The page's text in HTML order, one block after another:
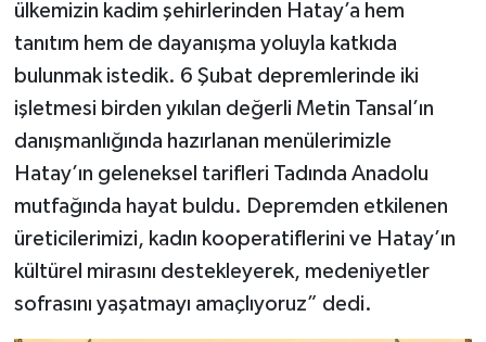
ülkemizin kadim şehirlerinden Hatay’a hem
tanıtım hem de dayanışma yoluyla katkıda
bulunmak istedik. 6 Şubat depremlerinde iki
işletmesi birden yıkılan değerli Metin Tansal’ın
danışmanlığında hazırlanan menülerimizle
Hatay’ın geleneksel tarifleri Tadında Anadolu
mutfağında hayat buldu. Depremden etkilenen
üreticilerimizi, kadın kooperatiflerini ve Hatay’ın
kültürel mirasını destekleyerek, medeniyetler
sofrasını yaşatmayı amaçlıyoruz” dedi.